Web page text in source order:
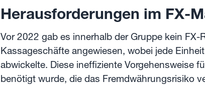
Herausforderungen im FX-
Vor 2022 gab es innerhalb der Gruppe kein
Kassageschäfte angewiesen, wobei jede
abwickelte. Diese ineffiziente Vorgehensweise
benötigt wurde, die das Fremdwährungsrisiko